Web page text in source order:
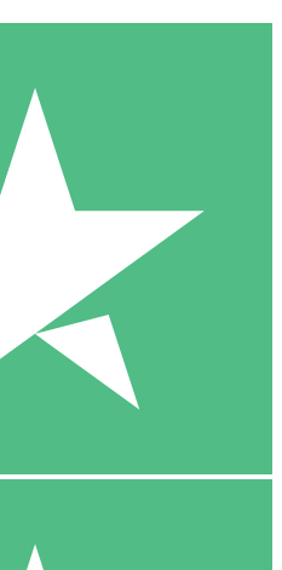
Individuales
de descarga. Sin compromiso
10 00